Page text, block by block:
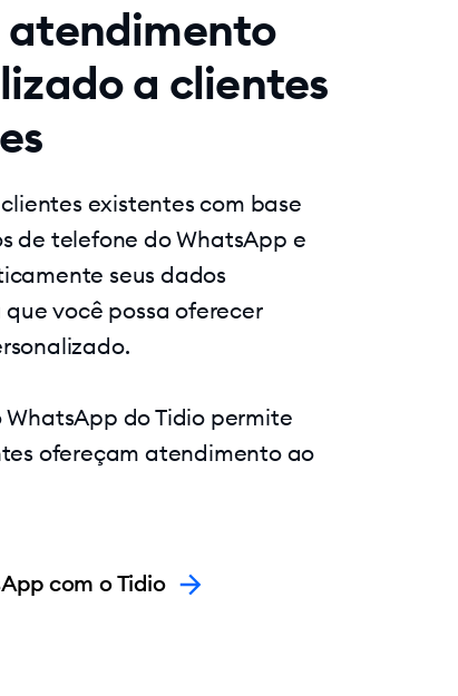
atendimento
a clientes
existentes com base
de telefone do WhatsApp e
seus dados
você possa oferecer
do Tidio permite
ofereçam atendimento ao
com o Tidio